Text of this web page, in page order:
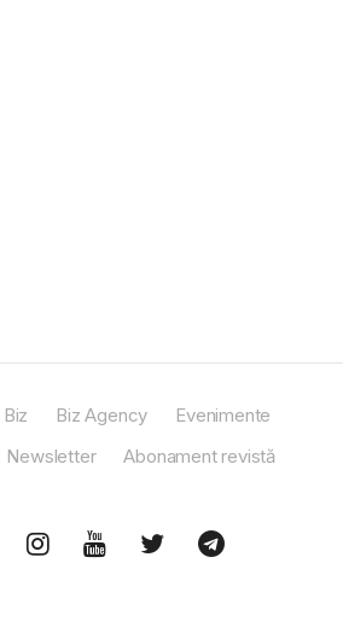
Biz Agency
Evenimente
Newsletter Abonament revistă